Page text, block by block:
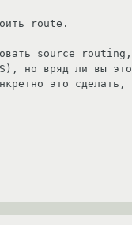
route.
source routing,
но вряд ли вы это
это сделать,